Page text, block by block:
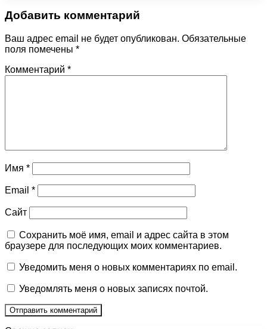
Добавить комментарий
Ваш адрес email не будет опубликован. Обязательные
поля помечены *
Комментарий *
Имя *
Email *
Сайт
Сохранить моё имя, email и адрес сайта в этом
браузере для последующих моих комментариев.
Уведомить меня о новых комментариях по email.
Уведомлять меня о новых записях почтой.